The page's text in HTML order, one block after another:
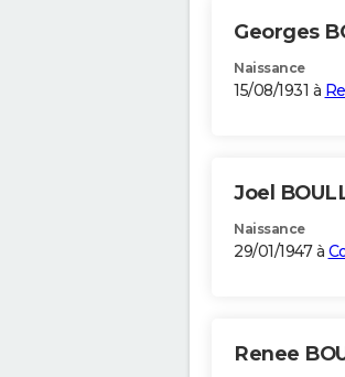
Georges
Naissance
15/08/1931 à
Joel
Naissance
29/01/1947 à
Renee